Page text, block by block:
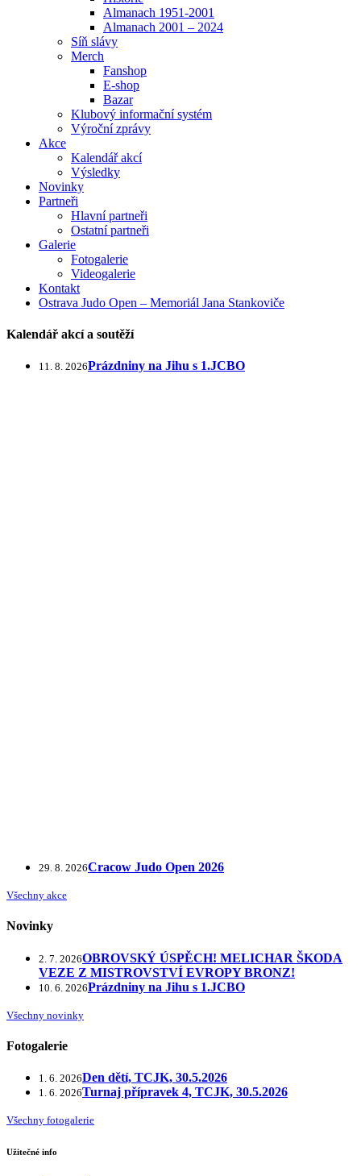
Almanach 1951-2001
Almanach 2001 – 2024
Síň slávy
Merch
Fanshop
E-shop
Bazar
Klubový informační systém
Výroční zprávy
Akce
Kalendář akcí
Výsledky
Novinky
Partneři
Hlavní partneři
Ostatní partneři
Galerie
Fotogalerie
Videogalerie
Kontakt
Ostrava Judo Open – Memoriál Jana Stankoviče
Kalendář akcí a soutěží
11. 8. 2026Prázdniny na Jihu s 1.JCBO
29. 8. 2026Cracow Judo Open 2026
Všechny akce
Novinky
2. 7. 2026OBROVSKÝ ÚSPĚCH! MELICHAR ŠKODA
VEZE Z MISTROVSTVÍ EVROPY BRONZ!
10. 6. 2026Prázdniny na Jihu s 1.JCBO
Všechny novinky
Fotogalerie
1. 6. 2026Den dětí, TCJK, 30.5.2026
1. 6. 2026Turnaj přípravek 4, TCJK, 30.5.2026
Všechny fotogalerie
Užitečné info